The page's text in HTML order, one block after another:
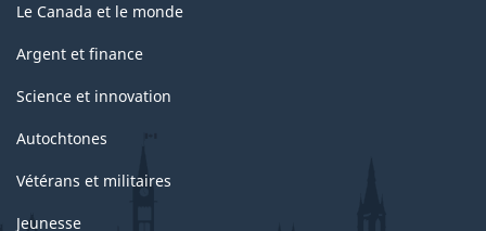
Le Canada et le monde
Argent et finance
Science et innovation
Autochtones
Vétérans et militaires
Jeunesse